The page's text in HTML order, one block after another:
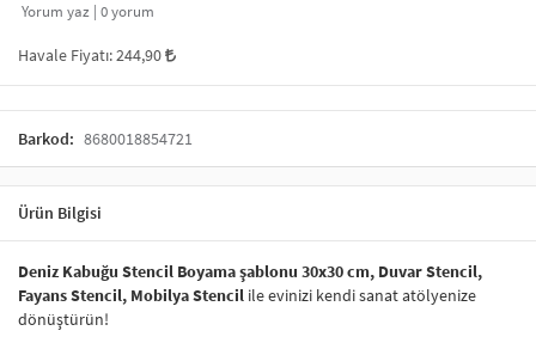
Yorum yaz | 0yorum
Havale Fiyatı:244,90
Barkod: 8680018854721
Ürün Bilgisi
Deniz Kabuğu Stencil Boyama şablonu 30x30 cm, Duvar Stencil,
Fayans Stencil, Mobilya Stencil ile evinizi kendi sanat atölyenize
dönüştürün!